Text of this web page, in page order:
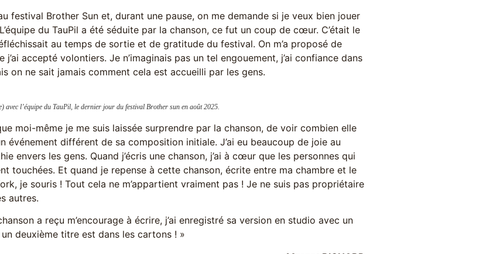
festival Brother Sun et, durant une pause, on me demande si je veux bien jouer
du TauPil a été séduite par la chanson, ce fut un coup de cœur. C’était le
au temps de sortie et de gratitude du festival. On m’a proposé de
j’ai accepté volontiers. Je n’imaginais pas un tel engouement, j’ai confiance dans
on ne sait jamais comment cela est accueilli par les gens.
avec l’équipe du TauPil, le dernier jour du festival Brother sun en août 2025.
moi-même je me suis laissée surprendre par la chanson, de voir combien elle
événement différent de sa composition initiale. J’ai eu beaucoup de joie au
envers les gens. Quand j’écris une chanson, j’ai à cœur que les personnes qui
touchées. Et quand je repense à cette chanson, écrite entre ma chambre et le
je souris ! Tout cela ne m’appartient vraiment pas ! Je ne suis pas propriétaire
autres.
a reçu m’encourage à écrire, j’ai enregistré sa version en studio avec un
deuxième titre est dans les cartons ! »